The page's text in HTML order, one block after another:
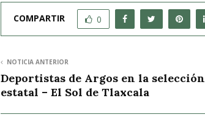
COMPARTIR 0
NOTICIA ANTERIOR
Deportistas de Argos en la selección
estatal – El Sol de Tlaxcala